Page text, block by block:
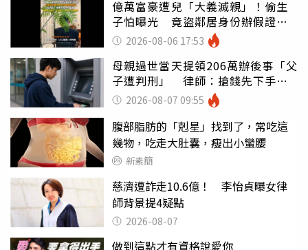
億萬富豪遭兒「大義滅親」！偷生
子怕曝光 竟盜鄰居身份辦假證落
戶 2026-08-06 17:53
母親過世當天提領206萬辦後事「父
子遭判刑」 律師：搶錢先下手是
罪 2026-08-07 09:55
腹部脂肪的「剋星」找到了，常吃這
幾物，吃走大肚囊，瘦出小蠻腰
新素簡
慈濟遭詐走10.6億！ 李怡貞曝女律
師背景提4疑點
2026-08-07
做到這點才有資格說愛你